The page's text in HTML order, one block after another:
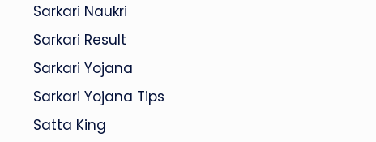
Sarkari Naukri
Sarkari Result
Sarkari Yojana
Sarkari Yojana Tips
Satta King